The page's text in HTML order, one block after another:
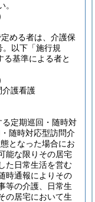
める者は、介護保
以下「施行規
基準による者と
介護看護
定期巡回・随時対
随時対応型訪問介
となった場合にお
能な限りその居宅
た日常生活を営む
時通報によりその
等の介護、日常生
の居宅において生